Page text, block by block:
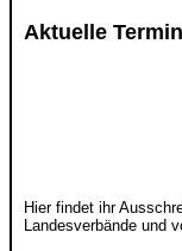
Aktuelle
Hier findet ihr
Landesverbände und